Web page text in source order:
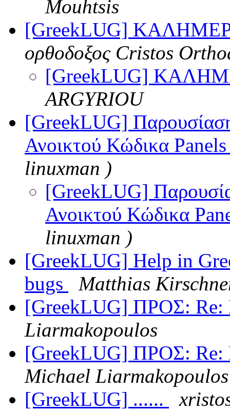
Mouhtsis
[GreekLUG]
ορθοδοξος Cristos
[GreekLUG]
ARGYRIOU
[GreekLUG]
Ανοικτού Κώδικα
linuxman )
[GreekLUG]
Ανοικτού Κώδικα
linuxman )
[GreekLUG] Help in
bugs
Matthias
[GreekLUG] ΠΡΟΣ:
Liarmakopoulos
[GreekLUG] ΠΡΟΣ:
Michael Liarmakopoulos
[GreekLUG] ......